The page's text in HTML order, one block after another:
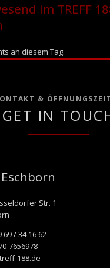
im TREFF
an diesem Tag.
&
GET IN
Eschborn
Str. 1
69 / 34 16 62
7656978
188.de